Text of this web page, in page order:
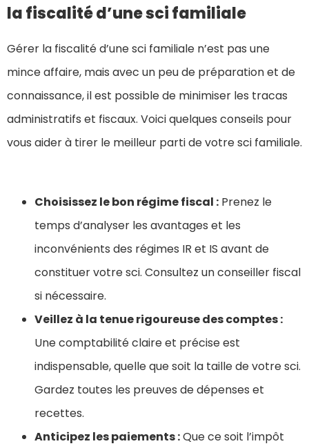
la fiscalité d’une sci familiale
Gérer la fiscalité d’une sci familiale n’est pas une
mince affaire, mais avec un peu de préparation et de
connaissance, il est possible de minimiser les tracas
administratifs et fiscaux. Voici quelques conseils pour
vous aider à tirer le meilleur parti de votre sci familiale.
Choisissez le bon régime fiscal : Prenez le
temps d’analyser les avantages et les
inconvénients des régimes IR et IS avant de
constituer votre sci. Consultez un conseiller fiscal
si nécessaire.
Veillez à la tenue rigoureuse des comptes :
Une comptabilité claire et précise est
indispensable, quelle que soit la taille de votre sci.
Gardez toutes les preuves de dépenses et
recettes.
Anticipez les paiements :Que ce soit l’impôt